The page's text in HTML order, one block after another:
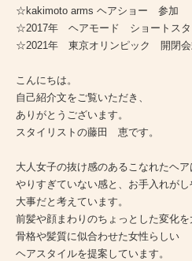
☆kakimoto arms ヘアショー 参加
☆2017年 ヘアモード ショートスタ
☆2021年 東京オリンピック 開閉会
こんにちは。
自己紹介文をご覧いただき、
ありがとうございます。
スタイリストの藤田 恵です。
大人女子の抜け感のあるこなれたヘア
やりすぎていない感と、お手入れが
大事だと考えています。
前髪や顔まわりのちょっとした変化を
骨格や髪質に似合わせた女性らしい
ヘアスタイルを提案しています。